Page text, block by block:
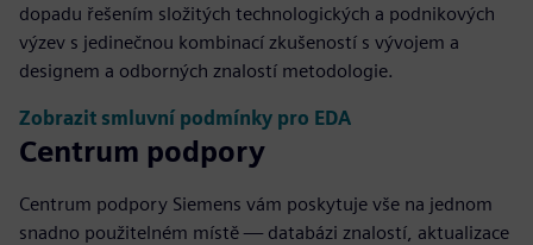
dopadu řešením složitých technologických a podnikových
výzev s jedinečnou kombinací zkušeností s vývojem a
designem a odborných znalostí metodologie.
Zobrazit smluvní podmínky pro EDA
Centrum podpory
Centrum podpory Siemens vám poskytuje vše na jednom
snadno použitelném místě — databázi znalostí, aktualizace